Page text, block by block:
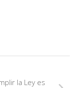
la Ley es